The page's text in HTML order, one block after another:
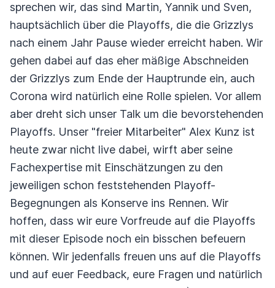
sprechen wir, das sind Martin, Yannik und Sven,
hauptsächlich über die Playoffs, die die Grizzlys
nach einem Jahr Pause wieder erreicht haben. Wir
gehen dabei auf das eher mäßige Abschneiden
der Grizzlys zum Ende der Hauptrunde ein, auch
Corona wird natürlich eine Rolle spielen. Vor allem
aber dreht sich unser Talk um die bevorstehenden
Playoffs. Unser "freier Mitarbeiter" Alex Kunz ist
heute zwar nicht live dabei, wirft aber seine
Fachexpertise mit Einschätzungen zu den
jeweiligen schon feststehenden Playoff-
Begegnungen als Konserve ins Rennen. Wir
hoffen, dass wir eure Vorfreude auf die Playoffs
mit dieser Episode noch ein bisschen befeuern
können. Wir jedenfalls freuen uns auf die Playoffs
und auf euer Feedback, eure Fragen und natürlich